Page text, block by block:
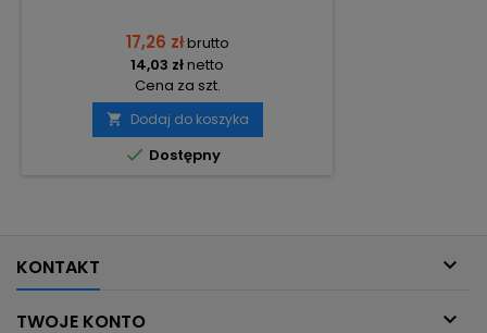
17,26 złbrutto
14,03 złnetto
Cena za szt.
 Dodaj do koszyka
 Dostępny
KONTAKT 
TWOJE KONTO 